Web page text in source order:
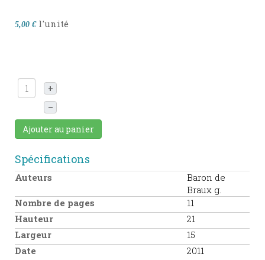
5,00 € l'unité
+
–
Ajouter au panier
Spécifications
Auteurs
Baron de
Braux g.
Nombre de pages
11
Hauteur
21
Largeur
15
Date
2011